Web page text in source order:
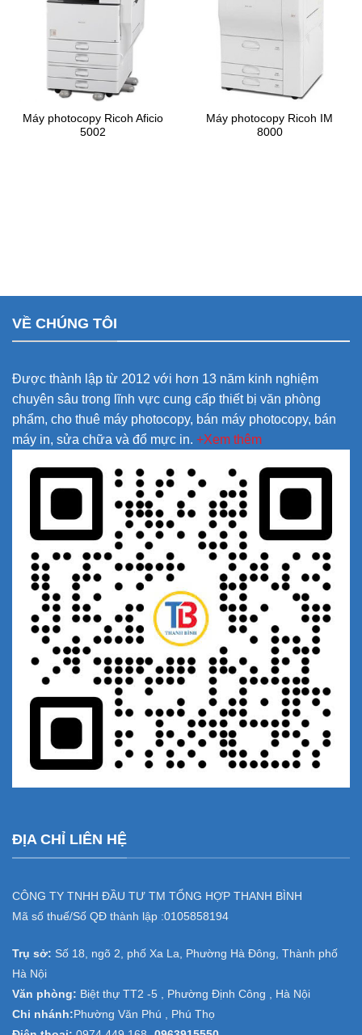
Máy photocopy Ricoh Aficio
5002
Máy photocopy Ricoh IM
8000
VỀ CHÚNG TÔI
Được thành lập từ 2012 với hơn 13 năm kinh nghiệm
chuyên sâu trong lĩnh vực cung cấp thiết bị văn phòng
phẩm, cho thuê máy photocopy, bán máy photocopy, bán
máy in, sửa chữa và đổ mực in. +Xem thêm
ĐỊA CHỈ LIÊN HỆ
CÔNG TY TNHH ĐẦU TƯ TM TỔNG HỢP THANH BÌNH
Mã số thuế/Số QĐ thành lập :0105858194
Trụ sở: Số 18, ngõ 2, phố Xa La, Phường Hà Đông, Thành phố
Hà Nội
Văn phòng: Biệt thự TT2 -5 , Phường Định Công , Hà Nội
Chi nhánh:Phường Văn Phú , Phú Thọ